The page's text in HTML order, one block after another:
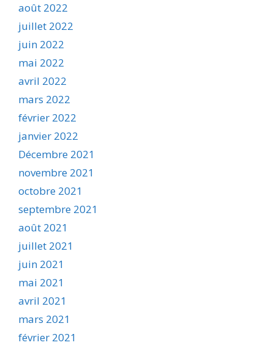
août 2022
juillet 2022
juin 2022
mai 2022
avril 2022
mars 2022
février 2022
janvier 2022
Décembre 2021
novembre 2021
octobre 2021
septembre 2021
août 2021
juillet 2021
juin 2021
mai 2021
avril 2021
mars 2021
février 2021